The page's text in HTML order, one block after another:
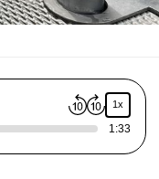
1x
1:33